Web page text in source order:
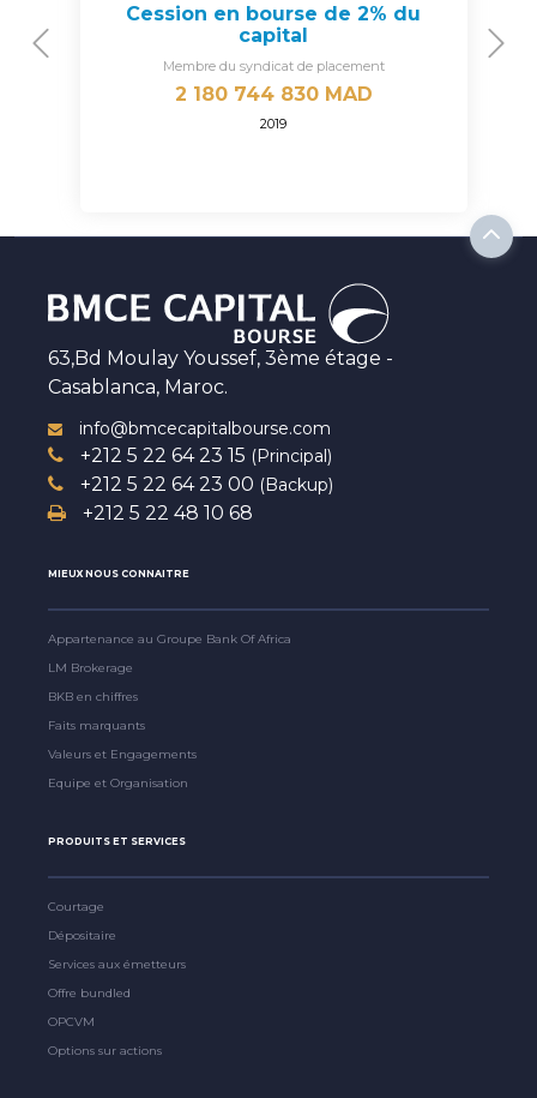
Cession en bourse de 2% du
capital
Membre du syndicat de placement
2 180 744 830 MAD
2019
Previous
63,Bd Moulay Youssef, 3ème étage -
Casablanca, Maroc.
info@bmcecapitalbourse.com
+212 5 22 64 23 15 (Principal)
+212 5 22 64 23 00 (Backup)
+212 5 22 48 10 68
MIEUX NOUS CONNAITRE
Appartenance au Groupe Bank Of Africa
LM Brokerage
BKB en chiffres
Faits marquants
Valeurs et Engagements
Equipe et Organisation
PRODUITS ET SERVICES
Courtage
Dépositaire
Services aux émetteurs
Offre bundled
OPCVM
Options sur actions